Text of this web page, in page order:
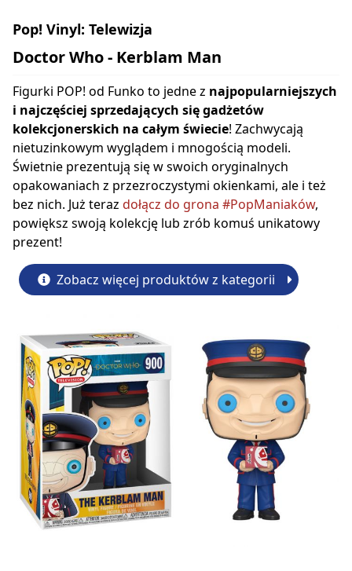
Pop! Vinyl: Telewizja
Doctor Who - Kerblam Man
Figurki POP! od Funko to jedne z najpopularniejszych
i najczęściej sprzedających się gadżetów
kolekcjonerskich na całym świecie! Zachwycają
nietuzinkowym wyglądem i mnogością modeli.
Świetnie prezentują się w swoich oryginalnych
opakowaniach z przezroczystymi okienkami, ale i też
bez nich. Już teraz dołącz do grona #PopManiaków,
powiększ swoją kolekcję lub zrób komuś unikatowy
prezent!
Zobacz więcej produktów z kategorii